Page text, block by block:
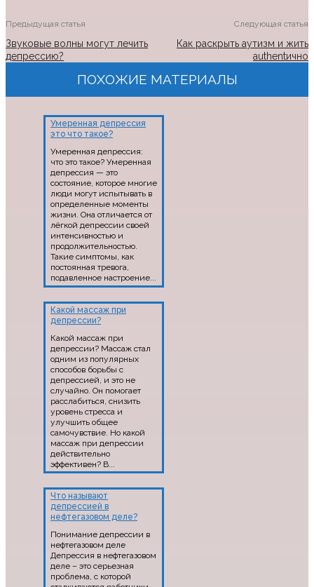
Предыдущая статья
Звуковые волны могут лечить
депрессию?
Следующая статья
Как раскрыть аутизм и жить
authentично
ПОХОЖИЕ МАТЕРИАЛЫ
Умеренная депрессия
это что такое?
Умеренная депрессия:
что это такое? Умеренная
депрессия — это
состояние, которое многие
люди могут испытывать в
определенные моменты
жизни. Она отличается от
лёгкой депрессии своей
интенсивностью и
продолжительностью.
Такие симптомы, как
постоянная тревога,
подавленное настроение...
Какой массаж при
депрессии?
Какой массаж при
депрессии? Массаж стал
одним из популярных
способов борьбы с
депрессией, и это не
случайно. Он помогает
расслабиться, снизить
уровень стресса и
улучшить общее
самочувствие. Но какой
массаж при депрессии
действительно
эффективен? В...
Что называют
депрессией в
нефтегазовом деле?
Понимание депрессии в
нефтегазовом деле
Депрессия в нефтегазовом
деле – это серьезная
проблема, с которой